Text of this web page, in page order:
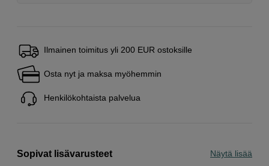
Ilmainen toimitus yli 200 EUR ostoksille
Osta nyt ja maksa myöhemmin
Henkilökohtaista palvelua
Sopivat lisävarusteet Näytä lisää